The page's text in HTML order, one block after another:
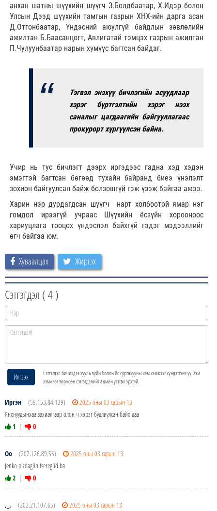
анхан шатны шүүхийн шүүгч З.Болдбаатар, Х.Идэр болон
Улсын Дээд шүүхийн тамгын газрын ХНХ-ийн дарга асан
Д.Отгонбаатар, Үндэсний аюулгүй байдлын зөвлөлийн
ажилтан Б.Баасанцогт, Авлигатай тэмцэх газрын ажилтан
П.Чулуунбаатар нарын хүмүүс багтсан байдаг.
Тэгвэл энэхүү бичлэгийн асуудлаар
хэрэг бүртгэлтийн хэрэг нээх
саналыг цагдаагийн байгууллагаас
прокурорт хүргүүлсэн байна.
Учир нь тус бичлэгт дээрх иргэдээс гадна хэд хэдэн
эмэгтэй багтсан бөгөөд тухайн байранд биеэ үнэлэлт
зохион байгуулсан байж болзошгүй гэж үзэж байгаа ажээ.
Харин нэр дурдагдсан шүүгч нарт холбоотой ямар нэг
гомдол ирээгүй учраас Шүүхийн ёсзүйн хорооноос
хариуцлага тооцох үндэслэл байхгүй гэдэг мэдээллийг
өгч байгаа юм.
Хуваалцах Жиргэх
Сэтгэгдэл (4)
Илгээх
Сэтгэгдэл бичихдээ хууль зүйн болон ёс суртахууны хэм хэмжээг хүндэтгэнэ үү. Хэм
хэмжээг зөрчсөн сэтгэгдэлийг админ устгах эрхтэй.
Иргэн (59.153.84.139)
2025 оны 03 сарын 13
Янхнуудынхаа захиалгаар олон ч хэрэг будлиулсан байх даа
1 | 0
Oo (202.126.89.55)
2025 оны 03 сарын 13
Jenko pizdagiin tseregiid ba
2 | 0
,_. (202.21.107.65) 2025 оны 03 сарын 13